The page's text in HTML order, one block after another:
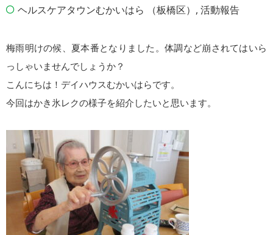
ヘルスケアタウンむかいはら （板橋区） , 活動報告
梅雨明けの候、夏本番となりました。体調など崩されてはいら
っしゃいませんでしょうか？
こんにちは！デイハウスむかいはらです。
今回はかき氷レクの様子を紹介したいと思います。